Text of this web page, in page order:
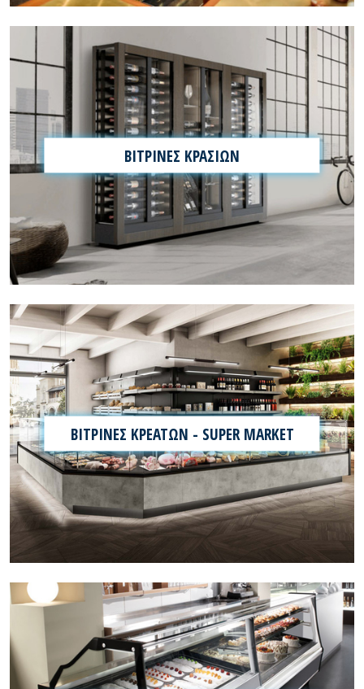
ΒΙΤΡΙΝΕΣ ΚΡΑΣΙΩΝ
ΒΙΤΡΙΝΕΣ ΚΡΕΑΤΩΝ - SUPER MARKET